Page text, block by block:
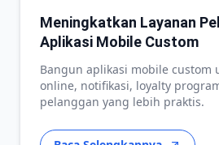
Meningkatkan Layanan
Aplikasi Mobile Custom
Bangun aplikasi mobile custom
online, notifikasi, loyalty
pelanggan yang lebih praktis.